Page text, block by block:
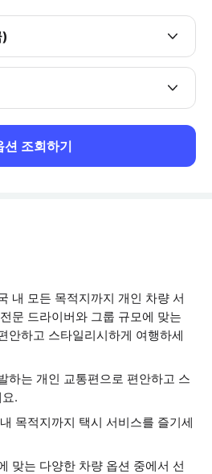
션 조회하기
내 모든 목적지까지 개인 차량 서
문 드라이버와 그룹 규모에 맞는
안하고 스타일리시하게 여행하세
하는 개인 교통편으로 편안하고 스
.
목적지까지 택시 서비스를 즐기세
맞는 다양한 차량 옵션 중에서 선